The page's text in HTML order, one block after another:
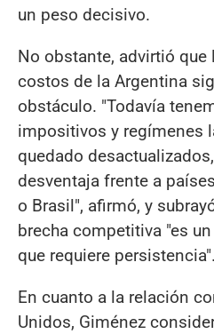
un peso decisivo.
No obstante, advirtió que
costos de la Argentina
obstáculo. "Todavía
impositivos y regímenes
quedado
desventaja frente a
o Brasil", afirmó, y
brecha competitiva "es
que requiere persistencia".
En cuanto a la relación
Unidos, Giménez